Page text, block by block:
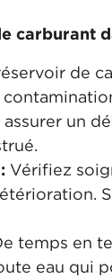
carburant
de
assurer un
Vérifiez
temps en
eau qui